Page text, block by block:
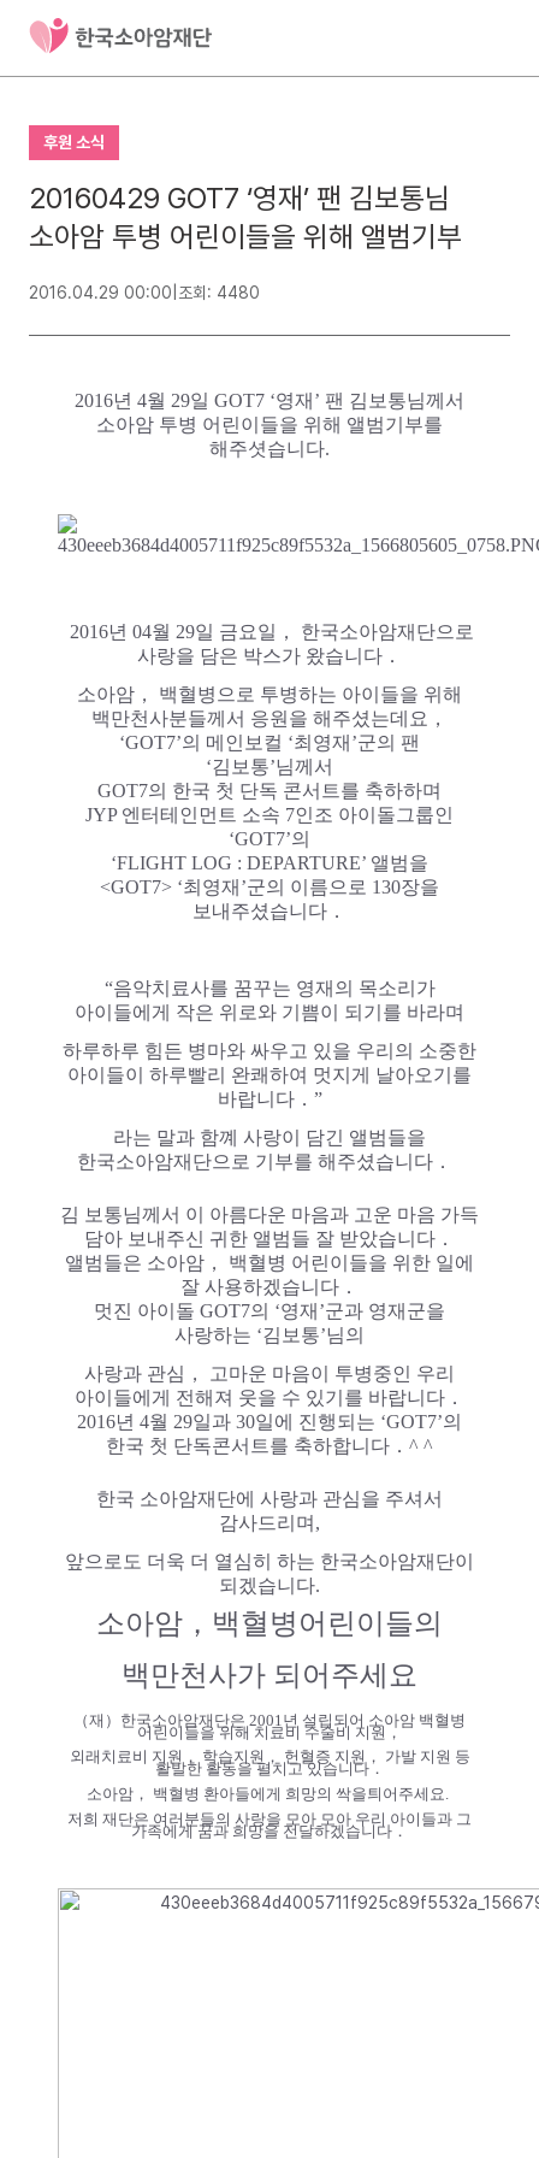
후원 소식
20160429 GOT7 ‘영재’ 팬 김보통님
소아암 투병 어린이들을 위해 앨범기부
2016.04.29 00:00 조회: 4480
2016년 4월 29일 GOT7 ‘영재’ 팬 김보통님께서
소아암 투병 어린이들을 위해 앨범기부를
해주셧습니다.
2016년 04월 29일 금요일， 한국소아암재단으로
사랑을 담은 박스가 왔습니다．
소아암， 백혈병으로 투병하는 아이들을 위해
백만천사분들께서 응원을 해주셨는데요，
‘GOT7’의 메인보컬 ‘최영재’군의 팬
‘김보통’님께서
GOT7의 한국 첫 단독 콘서트를 축하하며
JYP 엔터테인먼트 소속 7인조 아이돌그룹인
‘GOT7’의
‘FLIGHT LOG : DEPARTURE’ 앨범을
<GOT7> ‘최영재’군의 이름으로 130장을
보내주셨습니다．
“음악치료사를 꿈꾸는 영재의 목소리가
아이들에게 작은 위로와 기쁨이 되기를 바라며
하루하루 힘든 병마와 싸우고 있을 우리의 소중한
아이들이 하루빨리 완쾌하여 멋지게 날아오기를
바랍니다．”
라는 말과 함꼐 사랑이 담긴 앨범들을
한국소아암재단으로 기부를 해주셨습니다．
김 보통님께서 이 아름다운 마음과 고운 마음 가득
담아 보내주신 귀한 앨범들 잘 받았습니다．
앨범들은 소아암， 백혈병 어린이들을 위한 일에
잘 사용하겠습니다．
멋진 아이돌 GOT7의 ‘영재’군과 영재군을
사랑하는 ‘김보통’님의
사랑과 관심， 고마운 마음이 투병중인 우리
아이들에게 전해져 웃을 수 있기를 바랍니다．
2016년 4월 29일과 30일에 진행되는 ‘GOT7’의
한국 첫 단독콘서트를 축하합니다．^ ^
한국 소아암재단에 사랑과 관심을 주셔서
감사드리며,
앞으로도 더욱 더 열심히 하는 한국소아암재단이
되겠습니다.
소아암，백혈병어린이들의
백만천사가 되어주세요
（재）한국소아암재단은 2001 년 설립되어 소아암 백혈병
어린이들을 위해 치료비 수술비 지원，
외래치료비 지원， 학습지원， 헌혈증 지원， 가발 지원 등
활발한 활동을 펼치고 있습니다．
소아암， 백혈병 환아들에게 희망의 싹을틔어주세요.
저희 재단은 여러분들의 사랑을 모아 모아 우리 아이들과 그
가족에게 꿈과 희망을 전달하겠습니다．